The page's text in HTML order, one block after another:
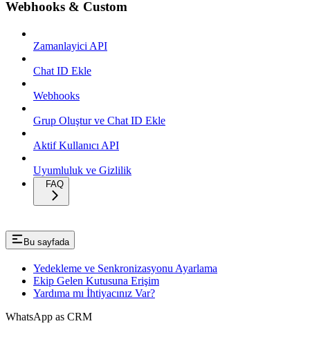
Webhooks & Custom
Zamanlayici API
Chat ID Ekle
Webhooks
Grup Oluştur ve Chat ID Ekle
Aktif Kullanıcı API
Uyumluluk ve Gizlilik
FAQ
Bu sayfada
Yedekleme ve Senkronizasyonu Ayarlama
Ekip Gelen Kutusuna Erişim
Yardıma mı İhtiyacınız Var?
WhatsApp as CRM